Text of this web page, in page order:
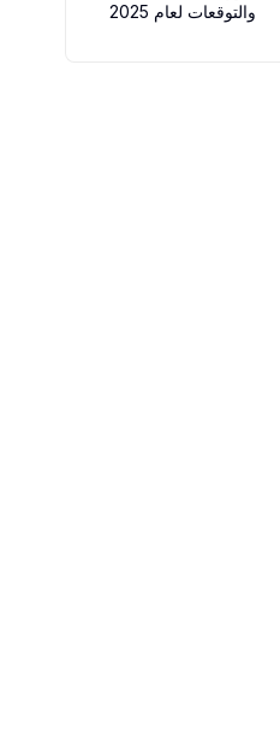
والتوقعات لعام 2025